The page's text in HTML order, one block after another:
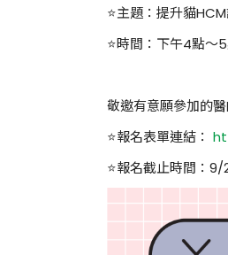
⭐主題：提升貓
⭐時間：下午4點～
敬邀有意願參加的
⭐報名表單連結：
⭐報名截止時間：9/